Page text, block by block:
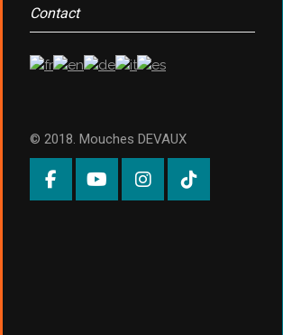
Contact
© 2018. Mouches DEVAUX